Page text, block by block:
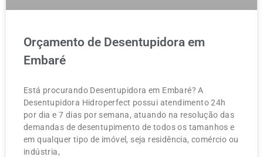
Orçamento de Desentupidora em
Embaré
Está procurando Desentupidora em Embaré? A
Desentupidora Hidroperfect possui atendimento 24h
por dia e 7 dias por semana, atuando na resolução das
demandas de desentupimento de todos os tamanhos e
em qualquer tipo de imóvel, seja residência, comércio ou
indústria,